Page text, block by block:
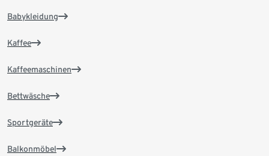
Babykleidung
Kaffee
Kaffeemaschinen
Bettwäsche
Sportgeräte
Balkonmöbel